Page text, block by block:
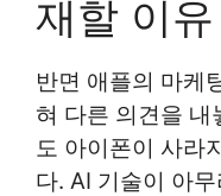
재할 이유
반면 애플의 마케
혀 다른 의견을
도 아이폰이 사라
다. AI 기술이 아